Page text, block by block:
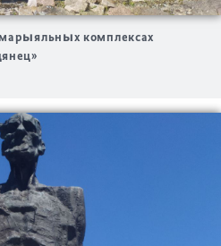
комплексах